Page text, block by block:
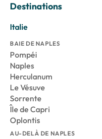
Destinations
Italie
BAIE DE NAPLES
Pompéi
Naples
Herculanum
Le Vésuve
Sorrente
Île de Capri
Oplontis
AU-DELÀ DE NAPLES